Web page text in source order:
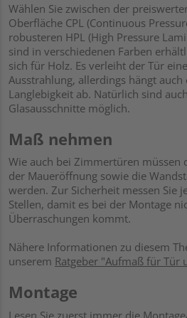
Wählen Sie zwischen der
Oberfläche CPL (Continuous
robusteren HPL (High Pressure
sind in verschiedenen Farben
sich für Holz. Es verleiht der Tür
Ausstrahlung, allerdings hängt
Langlebigkeit ab. Natürlich sind
Glasausschnitte möglich.
Maß nehmen
Wie auch bei Zimmertüren müssen
der Maueröffnung sowie die
werden. Zur Sicherheit messen Sie
Stellen, damit es bei der Montage
Überraschungen kommt.
Nähere Informationen zu diesem
unserem Ratgeber "Aufmaß für Tür
Montage
Lesen Sie zuerst immer die